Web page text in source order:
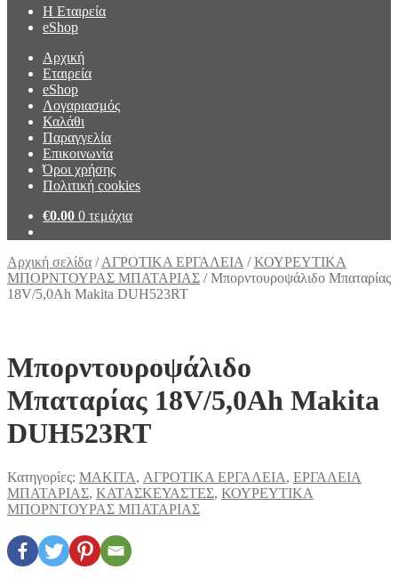
Η Εταιρεία
eShop
Αρχική
Εταιρεία
eShop
Λογαριασμός
Καλάθι
Παραγγελία
Επικοινωνία
Όροι χρήσης
Πολιτική cookies
€0.00 0 τεμάχια
Αρχική σελίδα /ΑΓΡΟΤΙΚΑ ΕΡΓΑΛΕΙΑ /ΚΟΥΡΕΥΤΙΚΑ
ΜΠΟΡΝΤΟΥΡΑΣ ΜΠΑΤΑΡΙΑΣ /Μπορντουροψάλιδο Μπαταρίας
18V/5,0Ah Makita DUH523RT
Μπορντουροψάλιδο
Μπαταρίας 18V/5,0Ah Makita
DUH523RT
Κατηγορίες: MAKITA, ΑΓΡΟΤΙΚΑ ΕΡΓΑΛΕΙΑ, ΕΡΓΑΛΕΙΑ
ΜΠΑΤΑΡΙΑΣ, ΚΑΤΑΣΚΕΥΑΣΤΕΣ, ΚΟΥΡΕΥΤΙΚΑ
ΜΠΟΡΝΤΟΥΡΑΣ ΜΠΑΤΑΡΙΑΣ